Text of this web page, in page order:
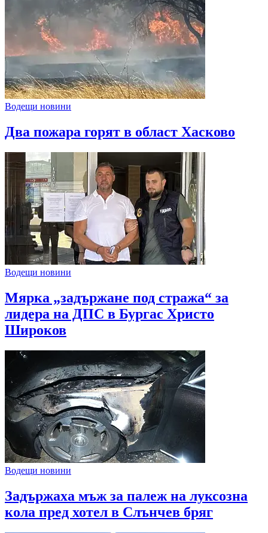
Водещи новини
Два пожара горят в област Хасково
Водещи новини
Мярка „задържане под стража“ за
лидера на ДПС в Бургас Христо
Широков
Водещи новини
Задържаха мъж за палеж на луксозна
кола пред хотел в Слънчев бряг